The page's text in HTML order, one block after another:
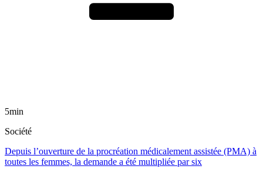
5min
Société
Depuis l’ouverture de la procréation médicalement assistée (PMA) à
toutes les femmes, la demande a été multipliée par six